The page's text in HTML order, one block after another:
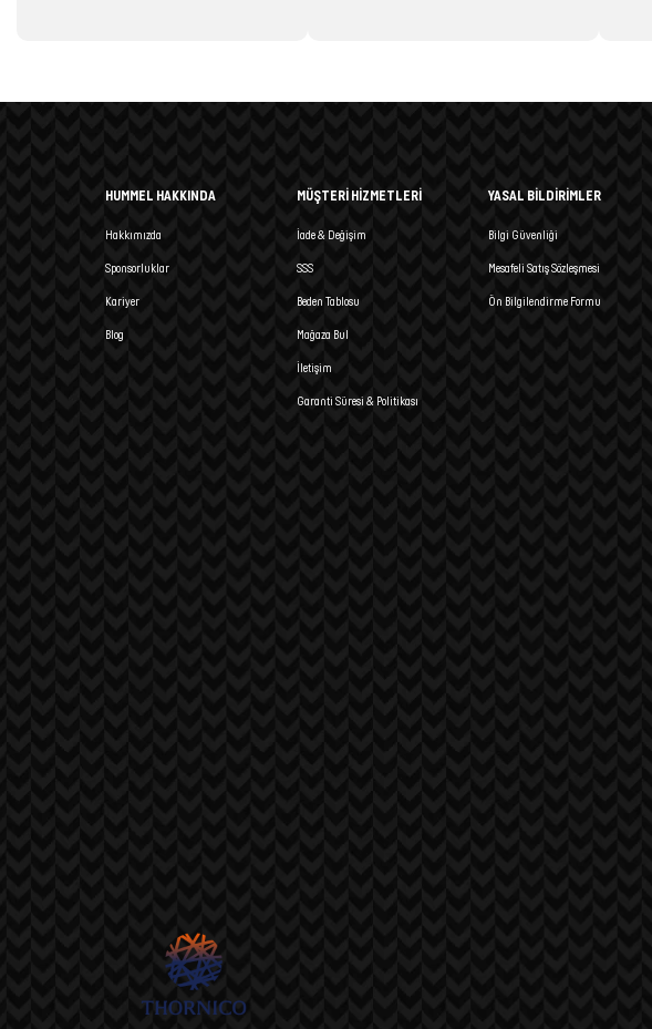
HUMMEL HAKKINDA
Hakkımızda
Sponsorluklar
Kariyer
Blog
MÜŞTERİ HİZMETLERİ
İade & Değişim
SSS
Beden Tablosu
Mağaza Bul
İletişim
Garanti Süresi & Politikası
YASAL BİLDİRİMLER
Bilgi Güvenliği
Mesafeli Satış Sözleşmesi
Ön Bilgilendirme Formu